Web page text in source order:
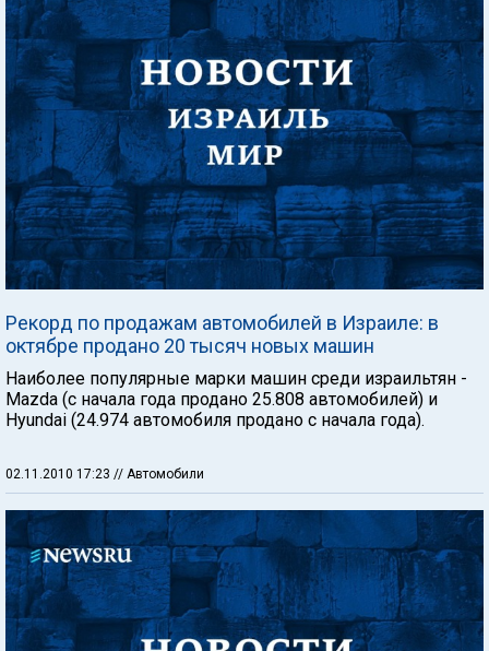
Рекорд по продажам автомобилей в Израиле: в
октябре продано 20 тысяч новых машин
Наиболее популярные марки машин среди израильтян -
Mazda (с начала года продано 25.808 автомобилей) и
Hyundai (24.974 автомобиля продано с начала года).
02.11.2010 17:23 // Автомобили